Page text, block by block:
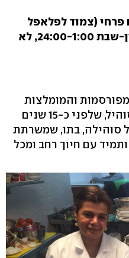
פרחי (צמוד לפלאפל
עורפי), 04-8727017‏, ראשון-שבת 24:00-1:00, לא
והמומלצות
בעיר העתיקה שהקים אבו סוהיל, שלפני כ-15 שנים
סוהילה, בתו, שמשרתת
עם חיוך רחב ומכל